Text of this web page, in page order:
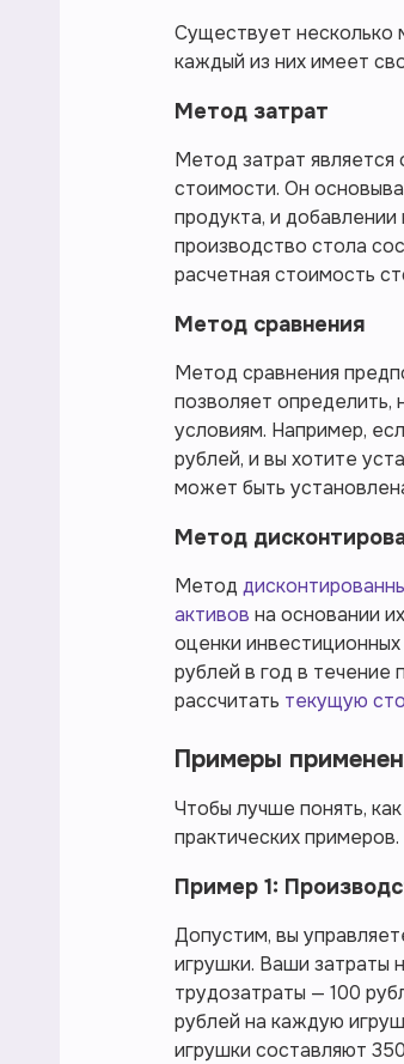
Существует несколько
каждый из них имеет
Метод затрат
Метод затрат является
стоимости. Он
продукта, и
производство стола
расчетная стоимость
Метод сравнения
Метод сравнения
позволяет определить,
условиям. Например,
рублей, и вы хотите
может быть
Метод
Метод
активов на основании
оценки
рублей в год в течение
рассчитать текущую
Примеры
Чтобы лучше понять,
практических примеров.
Пример 1:
Допустим, вы
игрушки. Ваши затраты
трудозатраты — 100
рублей на каждую
игрушки составляют